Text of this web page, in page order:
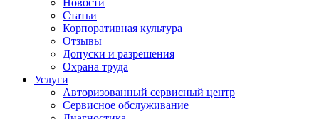
Новости
Статьи
Корпоративная культура
Отзывы
Допуски и разрешения
Охрана труда
Услуги
Авторизованный сервисный центр
Сервисное обслуживание